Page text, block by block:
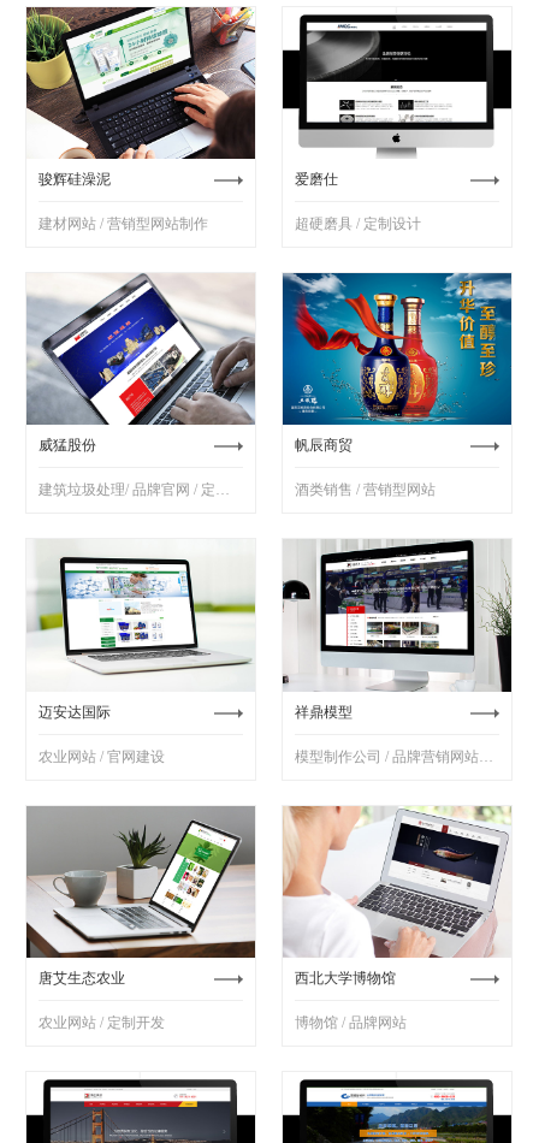
骏辉硅澡泥
建材网站 / 营销型网站制作
爱磨仕
超硬磨具 / 定制设计
威猛股份
建筑垃圾处理/ 品牌官网 / 定制设计
帆辰商贸
酒类销售 / 营销型网站
迈安达国际
农业网站 / 官网建设
祥鼎模型
唐艾生态农业
农业网站 / 定制开发
西北大学博物馆
博物馆 / 品牌网站